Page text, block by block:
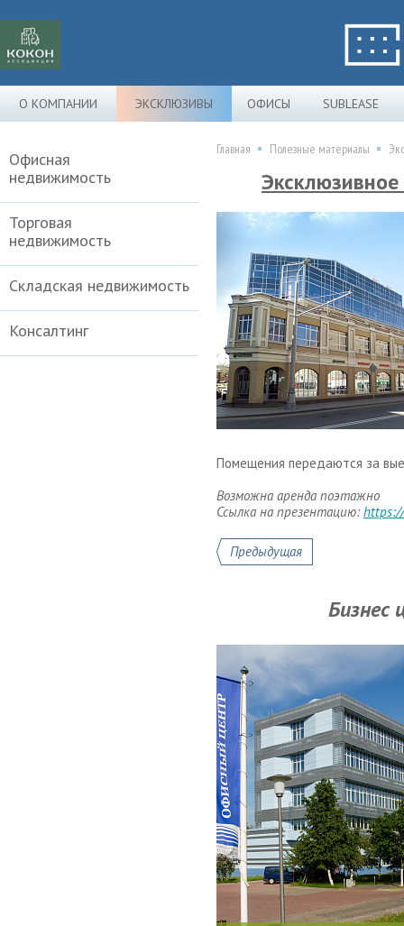
О КОМПАНИИ ЭКСКЛЮЗИВЫ ОФИСЫ SUBLEASE
Офисная
недвижимость
Торговая
недвижимость
Складская недвижимость
Консалтинг
Главная Полезные материалы
Помещения передаются за
Возможна аренда поэтажно
Ссылка на презентацию:https://
Предыдущая
Бизнес